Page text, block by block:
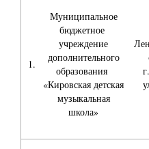
1.
Муниципальное
бюджетное
учреждение
дополнительного
образования
«Кировская детская
музыкальная
школа»